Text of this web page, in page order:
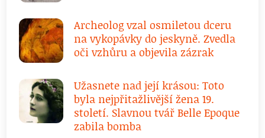
Archeolog vzal osmiletou dceru
na vykopávky do jeskyně. Zvedla
oči vzhůru a objevila zázrak
Užasnete nad její krásou: Toto
byla nejpřitažlivější žena 19.
století. Slavnou tvář Belle Epoque
zabila bomba